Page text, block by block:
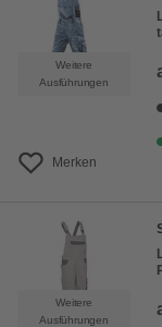
Preis
Preis
Bewertung
Weitere
Ausführungen
Merken
Weitere
Ausführungen